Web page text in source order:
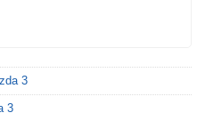
3
3